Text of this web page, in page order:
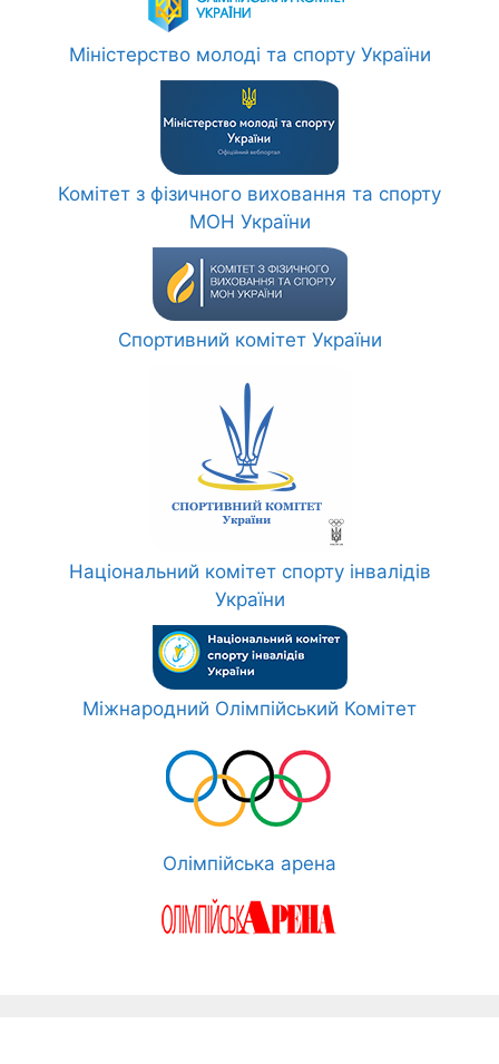
Міністерство молоді та спорту України
Комітет з фізичного виховання та спорту
МОН України
Спортивний комітет України
Національний комітет спорту інвалідів
України
Міжнародний Олімпійський Комітет
Олімпійська арена